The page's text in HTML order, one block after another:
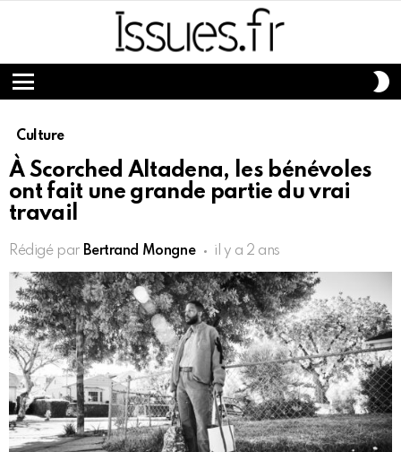
Menu
Culture
À Scorched Altadena, les bénévoles
ont fait une grande partie du vrai
travail
Rédigé par Bertrand Mongne il y a 2 ans